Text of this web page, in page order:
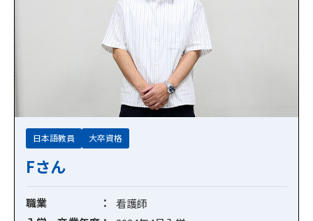
日本語教員 大卒資格
Fさん
職業
看護師